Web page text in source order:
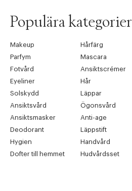
Populära kategorier
Makeup Hårfärg
Parfym
Mascara
Fotvård
Ansiktscrémer
Eyeliner
Hår
Solskydd
Läppar
Ansiktsvård
Ögonsvård
Ansiktsmasker
Anti-age
Deodorant
Läppstift
Hygien
Handvård
Dofter till hemmet
Hudvårdsset